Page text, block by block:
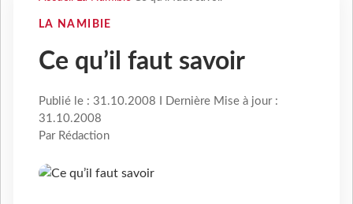
LA NAMIBIE
Ce qu’il faut savoir
Publié le : 31.10.2008 I Dernière Mise à jour :
31.10.2008
Par Rédaction